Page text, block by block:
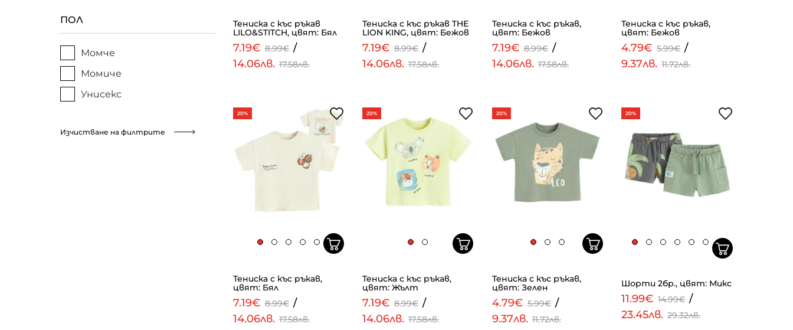
ПОЛ
Момче
Момиче
Унисекс
Изчистване на филтрите
Тениска с къс ръкав
LILO&STITCH, цвят: Бял
7.19€ 8.99€ /
14.06лв. 17.58лв.
Тениска с къс ръкав THE
LION KING, цвят: Бежов
7.19€ 8.99€ /
14.06лв. 17.58лв.
Тениска с къс ръкав,
цвят: Бежов
7.19€ 8.99€ /
14.06лв. 17.58лв.
Тениска с къс ръкав,
цвят: Бежов
4.79€ 5.99€ /
9.37лв. 11.72лв.
20%
Тениска с къс ръкав,
цвят: Бял
7.19€ 8.99€ /
14.06лв. 17.58лв.
20%
Тениска с къс ръкав,
цвят: Жълт
7.19€ 8.99€ /
14.06лв. 17.58лв.
20%
Тениска с къс ръкав,
цвят: Зелен
4.79€ 5.99€ /
9.37лв. 11.72лв.
20%
Шорти 2бр., цвят: Микс
11.99€ 14.99€ /
23.45лв. 29.32лв.